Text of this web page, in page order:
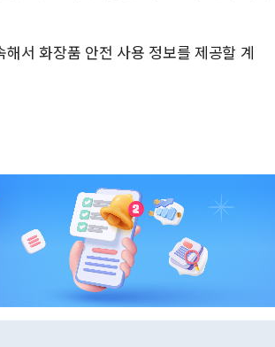
서 화장품 안전 사용 정보를 제공할 계